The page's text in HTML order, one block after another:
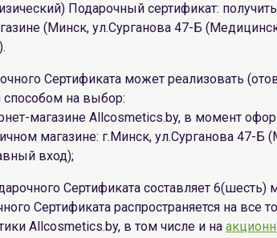
Подарочный сертификат:
(Минск, ул.Сурганова 47-Б
Сертификата может реализовать
на выбор:
магазине Allcosmetics.by, в момент
магазине: г.Минск, ул.Сурганова 47-Б
вход);
Сертификата составляет 6(шесть)
Сертификата распространяется на все
Allcosmetics.by, в том числе и на